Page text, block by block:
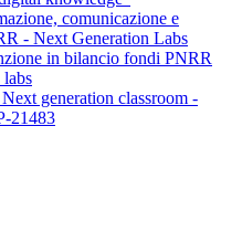
comunicazione e
- Next Generation Labs
in bilancio fondi PNRR
generation classroom -
21483